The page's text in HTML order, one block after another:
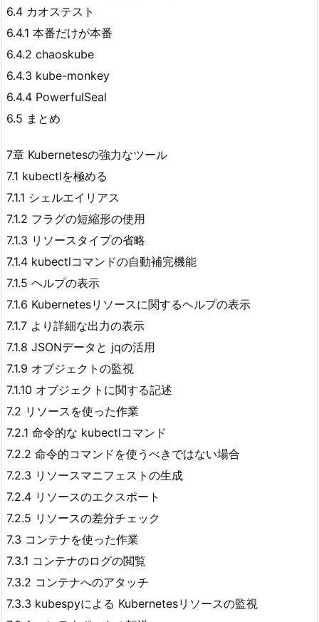
6.4 カオステスト
6.4.1 本番だけが本番
6.4.2 chaoskube
6.4.3 kube-monkey
6.4.4 PowerfulSeal
6.5 まとめ
7章 Kubernetesの強力なツール
7.1 kubectlを極める
7.1.1 シェルエイリアス
7.1.2 フラグの短縮形の使用
7.1.3 リソースタイプの省略
7.1.4 kubectlコマンドの自動補完機能
7.1.5 ヘルプの表示
7.1.6 Kubernetesリソースに関するヘルプの表示
7.1.7 より詳細な出力の表示
7.1.8 JSONデータと jqの活用
7.1.9 オブジェクトの監視
7.1.10 オブジェクトに関する記述
7.2 リソースを使った作業
7.2.1 命令的な kubectlコマンド
7.2.2 命令的コマンドを使うべきではない場合
7.2.3 リソースマニフェストの生成
7.2.4 リソースのエクスポート
7.2.5 リソースの差分チェック
7.3 コンテナを使った作業
7.3.1 コンテナのログの閲覧
7.3.2 コンテナへのアタッチ
7.3.3 kubespyによる Kubernetesリソースの監視